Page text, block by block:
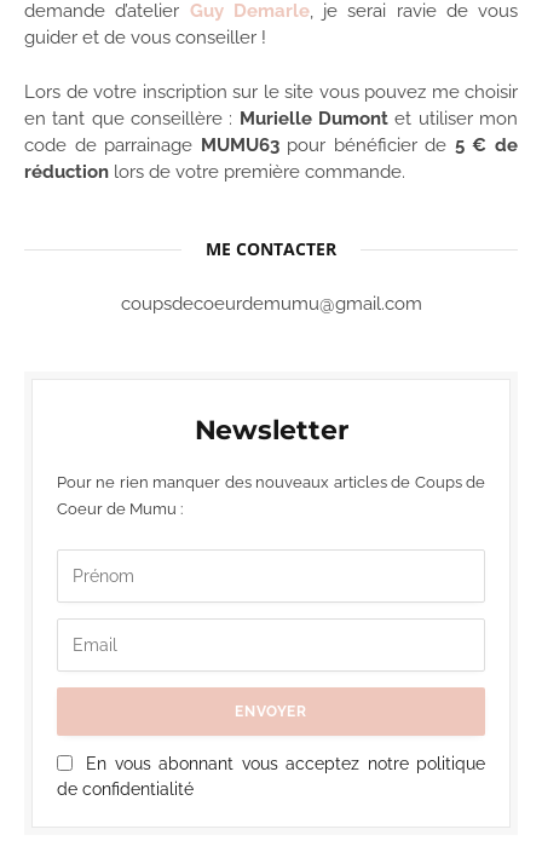
demande d’atelier Guy Demarle, je serai ravie de vous
guider et de vous conseiller !
Lors de votre inscription sur le site vous pouvez me choisir
en tant que conseillère : Murielle Dumont et utiliser mon
code de parrainage MUMU63pour bénéficier de 5 € de
réduction lors de votre première commande.
ME CONTACTER
coupsdecoeurdemumu@gmail.com
Newsletter
Pour ne rien manquer des nouveaux articles de Coups de
Coeur de Mumu :
En vous abonnant vous acceptez notre politique
de confidentialité